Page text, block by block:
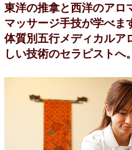
東洋の推拿と西洋のアロ
マッサージ手技が学べま
体質別五行メディカルア
しい技術のセラピストへ。